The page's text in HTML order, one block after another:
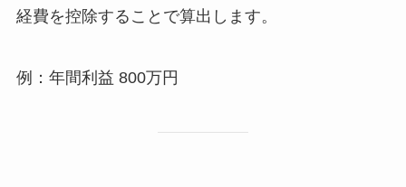
経費を控除することで算出します。
例：年間利益 800万円